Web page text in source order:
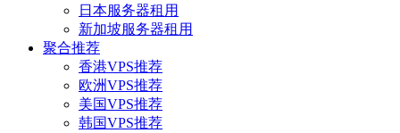
日本服务器租用
新加坡服务器租用
聚合推荐
香港VPS推荐
欧洲VPS推荐
美国VPS推荐
韩国VPS推荐